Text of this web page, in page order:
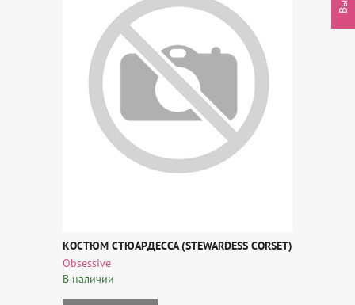
КОСТЮМ СТЮАРДЕССА (STEWARDESS CORSET)
Obsessive
В наличии